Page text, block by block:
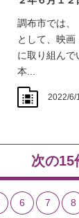
調布市では、
として、映
に取り組んで
本...
2022/6/
次の15
6 7 8